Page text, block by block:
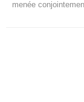
menée